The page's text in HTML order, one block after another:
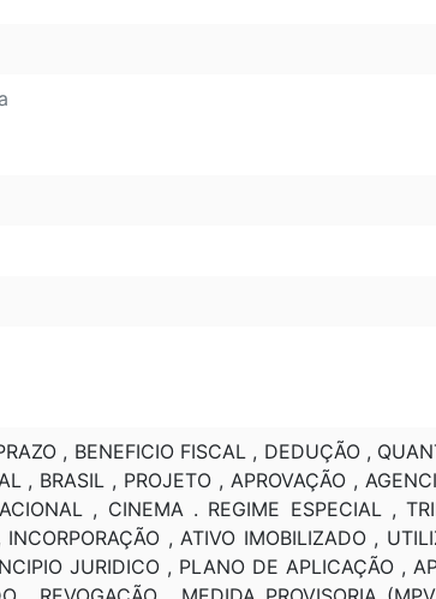
, BENEFICIO FISCAL , DEDUÇÃO ,
, BRASIL , PROJETO , APROVAÇÃO ,
, CINEMA . REGIME ESPECIAL ,
, ATIVO IMOBILIZADO ,
JURIDICO , PLANO DE APLICAÇÃO ,